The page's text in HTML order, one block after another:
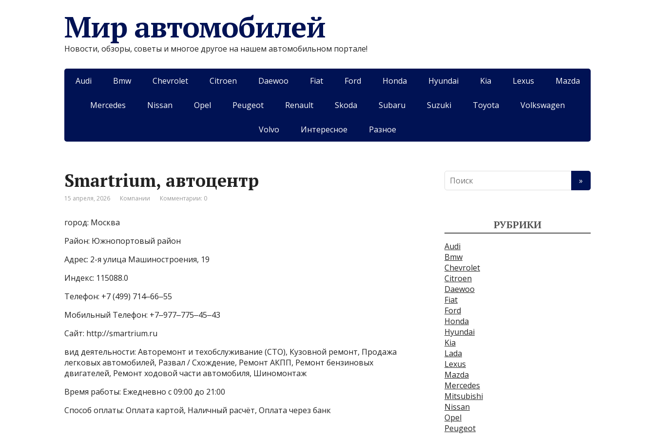
Мир автомобилей
Новости, обзоры, советы и многое другое на нашем автомобильном портале!
Audi Bmw Chevrolet Citroen Daewoo Fiat Ford Honda Hyundai Kia Lexus Mazda
Mercedes Nissan Opel Peugeot Renault Skoda Subaru Suzuki Toyota Volkswagen
Volvo Интересное Разное
Smartrium, автоцентр
15 апреля, 2026 Компании Комментарии: 0
город: Москва
Район: Южнопортовый район
Адрес: 2-я улица Машиностроения, 19
Индекс: 115088.0
Телефон: +7 (499) 714‒66‒55
Мобильный Телефон: +7‒977‒775‒45‒43
Сайт: http://smartrium.ru
вид деятельности: Авторемонт и техобслуживание (СТО), Кузовной ремонт, Продажа
легковых автомобилей, Развал / Схождение, Ремонт АКПП, Ремонт бензиновых
двигателей, Ремонт ходовой части автомобиля, Шиномонтаж
Время работы: Ежедневно с 09:00 до 21:00
Способ оплаты: Оплата картой, Наличный расчёт, Оплата через банк
РУБРИКИ
Audi
Bmw
Chevrolet
Citroen
Daewoo
Fiat
Ford
Honda
Hyundai
Kia
Lada
Lexus
Mazda
Mercedes
Mitsubishi
Nissan
Opel
Peugeot